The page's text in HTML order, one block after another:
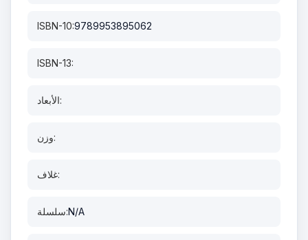
ISBN-10:9789953895062
ISBN-13:
الأبعاد:
وزن:
غلاف:
سلسلة:N/A